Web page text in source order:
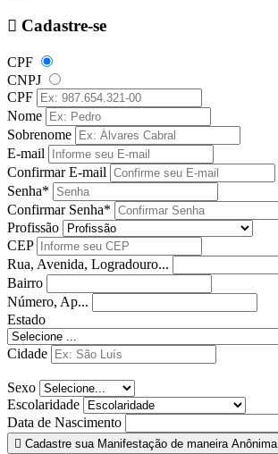
Cadastre-se
CPF
CNPJ
CPF
Nome
Sobrenome
E-mail
Confirmar E-mail
Senha*
Confirmar Senha*
Profissão
CEP
Rua, Avenida, Logradouro...
Bairro
Número, Ap...
Estado
Cidade
Sexo
Escolaridade
Data de Nascimento
Cadastre sua Manifestação de maneira Anônima